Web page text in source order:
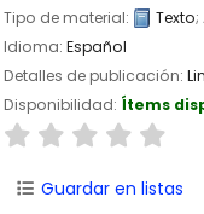
Tipo de material:
Texto;
Idioma: Español
Detalles de publicación:
Disponibilidad: Ítems
Guardar en listas